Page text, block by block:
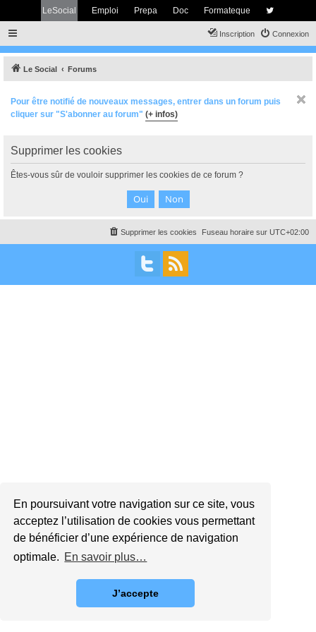
En poursuivant votre navigation sur ce site, vous
acceptez l’utilisation de cookies vous permettant
de bénéficier d’une expérience de navigation
optimale. En savoir plus…
J’accepte
LeSocial Emploi Prepa Doc Formateque
Connexion
Inscription
Le Social Forums
Pour être notifié de nouveaux messages, entrer dans un forum puis
cliquer sur "S'abonner au forum" (+ infos)
Supprimer les cookies
Êtes-vous sûr de vouloir supprimer les cookies de ce forum ?
Fuseau horaire sur UTC+02:00
Supprimer les cookies